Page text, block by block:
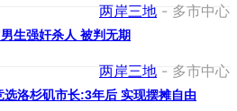
两岸三地 - 多市中心
生强奸杀人 被判无期
两岸三地 - 多市中心
选洛杉矶市长:3年后 实现摆摊自由